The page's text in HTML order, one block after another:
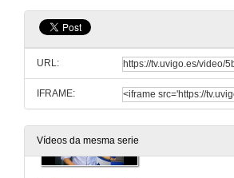
URL:
IFRAME:
Vídeos da mesma serie
Proxecto LIFE SEACAN
28 de out. de 2016